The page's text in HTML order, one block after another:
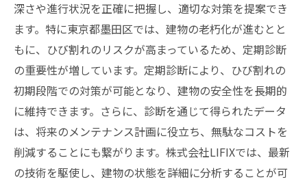
深さや進行状況を正確に把握し、適切な対策を提案でき
ます。特に東京都墨田区では、建物の老朽化が進むとと
もに、ひび割れのリスクが高まっているため、定期診断
の重要性が増しています。定期診断により、ひび割れの
初期段階での対策が可能となり、建物の安全性を長期的
に維持できます。さらに、診断を通じて得られたデータ
は、将来のメンテナンス計画に役立ち、無駄なコストを
削減することにも繋がります。株式会社LIFIXでは、最新
の技術を駆使し、建物の状態を詳細に分析することが可